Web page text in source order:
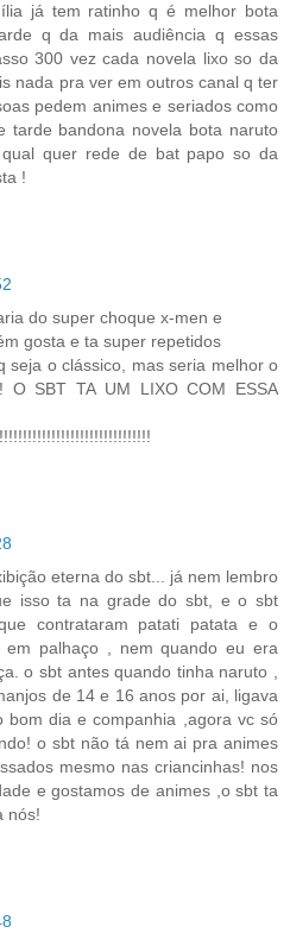
já tem ratinho q é melhor bota
q da mais audiência q essas
300 vez cada novela lixo so da
nada pra ver em outros canal q ter
pedem animes e seriados como
tarde bandona novela bota naruto
quer rede de bat papo so da
!
do super choque x-men e
gosta e ta super repetidos
seja o clássico, mas seria melhor o
O SBT TA UM LIXO COM ESSA
eterna do sbt... já nem lembro
isso ta na grade do sbt, e o sbt
contrataram patati patata e o
em palhaço , nem quando eu era
o sbt antes quando tinha naruto ,
de 14 e 16 anos por ai, ligava
bom dia e companhia ,agora vc só
o sbt não tá nem ai pra animes
mesmo nas criancinhas! nos
e gostamos de animes ,o sbt ta
nós!